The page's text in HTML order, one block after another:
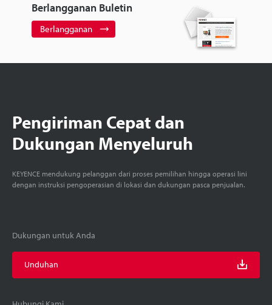
Berlangganan Buletin
Berlangganan
Pengiriman Cepat dan
Dukungan Menyeluruh
KEYENCE mendukung pelanggan dari proses pemilihan hingga operasi lini
dengan instruksi pengoperasian di lokasi dan dukungan pasca penjualan.
Dukungan untuk Anda
Unduhan